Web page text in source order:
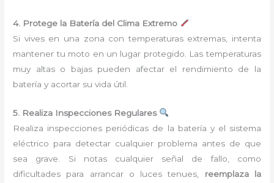
4. Protege la Batería del Clima Extremo
Si vives en una zona con temperaturas extremas, intenta
mantener tu moto en un lugar protegido. Las temperaturas
muy altas o bajas pueden afectar el rendimiento de la
batería y acortar su vida útil.
5. Realiza Inspecciones Regulares
Realiza inspecciones periódicas de la batería y el sistema
eléctrico para detectar cualquier problema antes de que
sea grave. Si notas cualquier señal de fallo, como
dificultades para arrancar o luces tenues, reemplaza la